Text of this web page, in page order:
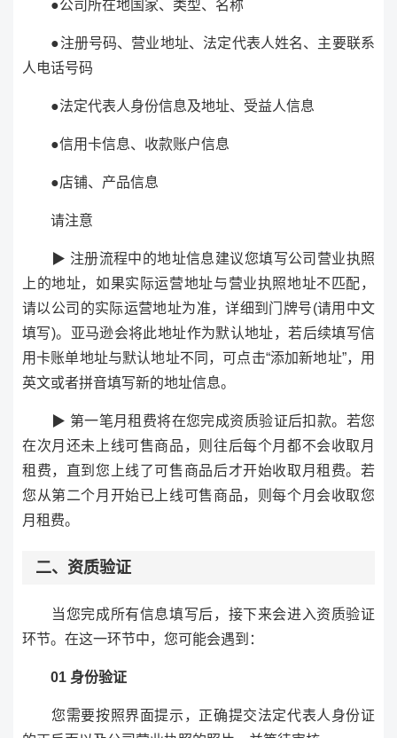
●公司所在地国家、类型、名称
●注册号码、营业地址、法定代表人姓名、主要联系
人电话号码
●法定代表人身份信息及地址、受益人信息
●信用卡信息、收款账户信息
●店铺、产品信息
请注意
▶ 注册流程中的地址信息建议您填写公司营业执照
上的地址，如果实际运营地址与营业执照地址不匹配，
请以公司的实际运营地址为准，详细到门牌号(请用中文
填写)。亚马逊会将此地址作为默认地址，若后续填写信
用卡账单地址与默认地址不同，可点击“添加新地址”，用
英文或者拼音填写新的地址信息。
▶ 第一笔月租费将在您完成资质验证后扣款。若您
在次月还未上线可售商品，则往后每个月都不会收取月
租费，直到您上线了可售商品后才开始收取月租费。若
您从第二个月开始已上线可售商品，则每个月会收取您
月租费。
二、资质验证
当您完成所有信息填写后，接下来会进入资质验证
环节。在这一环节中，您可能会遇到：
01 身份验证
您需要按照界面提示，正确提交法定代表人身份证